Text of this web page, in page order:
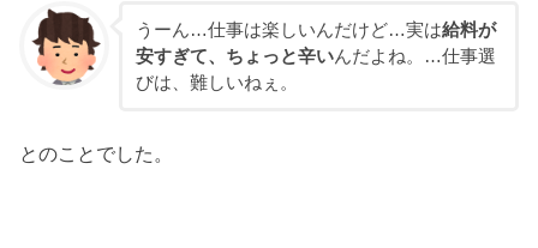
うーん…仕事は楽しいんだけど…実は給料が
安すぎて、ちょっと辛いんだよね。…仕事選
びは、難しいねぇ。
とのことでした。